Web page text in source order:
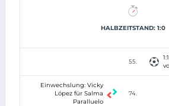
HALBZEITSTAND: 1:0
55.
Einwechslung: Vicky
López für Salma
Paralluelo
74.